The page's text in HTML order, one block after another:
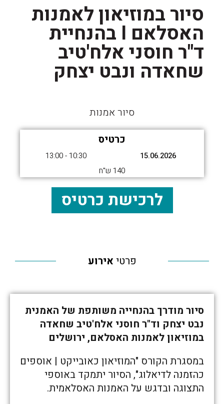
סיור במוזיאון לאמנות
האסלאם I בהנחיית
ד"ר חוסני אלח'טיב
שחאדה ונבט יצחק
סיור אמנות
כרטיס
15.06.2026
10:30 - 13:00
140 ש"ח
לרכישת כרטיס
פרטי אירוע
סיור מודרך בהנחייה משותפת של האמנית
נבט יצחק וד"ר חוסני אלח'טיב שחאדה
במוזיאון לאמנות האסלאם, ירושלים
במסגרת הקורס "המוזיאון כאובייקט | אוספים
כהזמנה לדיאלוג", הסיור יתמקד באוספי
התצוגה ובדגש על האמנות האסלאמית.